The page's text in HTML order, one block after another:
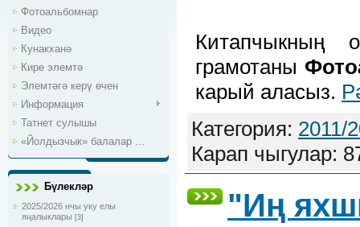
Фотоальбомнар
Видео
Кунакханә
Кире элемтә
Элемтәгә керү өчен
Информация
Татнет сулышы
«Йолдызчык» балалар ...
Бүлекләр
2025/2026 нчы уку елы
яңалыклары [3]
Китапчыкның
грамотаны
карый аласыз.
Категория: 2011/
Карап чыгулар:
"Иң